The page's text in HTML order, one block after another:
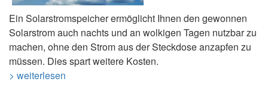
Ein Solarstromspeicher ermöglicht Ihnen den gewonnen
Solarstrom auch nachts und an wolkigen Tagen nutzbar zu
machen, ohne den Strom aus der Steckdose anzapfen zu
müssen. Dies spart weitere Kosten.
> weiterlesen